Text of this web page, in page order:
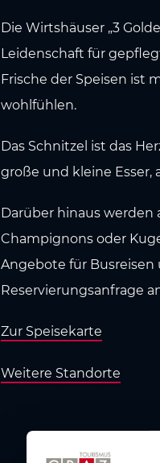
Die Wirtshäuser „3
Leidenschaft für
Frische der Speisen ist
wohlfühlen.
Das Schnitzel ist das
große und kleine Esser,
Darüber hinaus werden
Champignons oder
Angebote für Busreisen
Reservierungsanfrage
Zur Speisekarte
Weitere Standorte